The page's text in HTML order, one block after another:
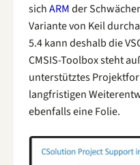
sichARMder
Variante von Keil
5.4 kann deshalb die
CMSIS-Toolbox steht
unterstütztes
langfristigen
ebenfalls eine Folie.